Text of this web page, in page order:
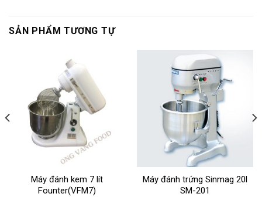
SẢN PHẨM TƯƠNG TỰ
Máy đánh kem 7 lít
Founter(VFM7)
Máy đánh trứng Sinmag 20l
SM-201